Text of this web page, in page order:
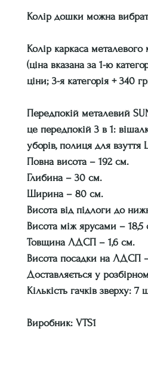
Колір дошки можна
Колір каркаса
(ціна вказана за 1-ю
ціни; 3-я категорія + 340
Передпокій металевий
це передпокій 3 в 1:
уборів, полиця для
Повна висота – 192 см.
Глибина – 30 см.
Ширина – 80 см.
Висота від підлоги до
Висота між ярусами – 18,5
Товщина ЛДСП – 1,6 см.
Висота посадки на ЛДСП
Доставляється у
Кількість гачків зверху: 7
Виробник: VTS1